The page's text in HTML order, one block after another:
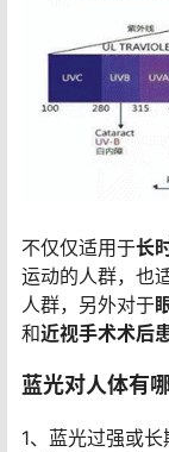
不仅仅适用于长
运动的人群，也
人群，另外对于
和近视手术术后
蓝光对人体有
1、蓝光过强或